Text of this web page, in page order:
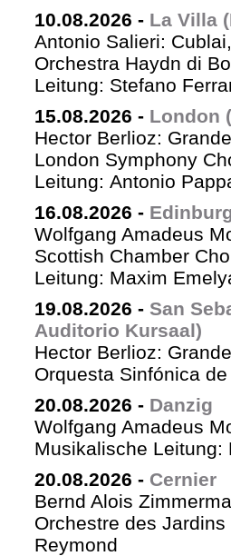
10.08.2026 - La Villa
Antonio Salieri:
Orchestra Haydn di
Leitung: Stefano
15.08.2026 - London
Hector Berlioz:
London Symphony
Leitung: Antonio
16.08.2026 -
Wolfgang Amadeus
Scottish Chamber
Leitung: Maxim
19.08.2026 - San
Auditorio Kursaal)
Hector Berlioz:
Orquesta Sinfónica
20.08.2026 - Danzig
Wolfgang Amadeus
Musikalische Leitung:
20.08.2026 - Cernier
Bernd Alois
Orchestre des
Reymond